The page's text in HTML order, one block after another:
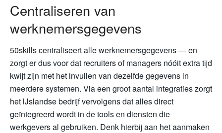
Centraliseren van
werknemersgegevens
50skills centraliseert alle werknemersgegevens — en
zorgt er dus voor dat recruiters of managers nóóit extra tijd
kwijt zijn met het invullen van dezelfde gegevens in
meerdere systemen. Via een groot aantal integraties zorgt
het IJslandse bedrijf vervolgens dat alles direct
geïntegreerd wordt in de tools en diensten die
werkgevers al gebruiken. Denk hierbij aan het aanmaken